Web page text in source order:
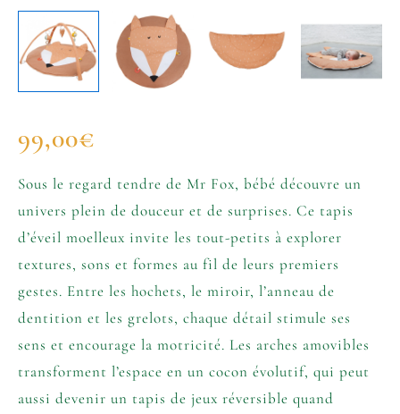
99,00€
Sous le regard tendre de Mr Fox, bébé découvre un
univers plein de douceur et de surprises. Ce tapis
d’éveil moelleux invite les tout-petits à explorer
textures, sons et formes au fil de leurs premiers
gestes. Entre les hochets, le miroir, l’anneau de
dentition et les grelots, chaque détail stimule ses
sens et encourage la motricité. Les arches amovibles
transforment l’espace en un cocon évolutif, qui peut
aussi devenir un tapis de jeux réversible quand